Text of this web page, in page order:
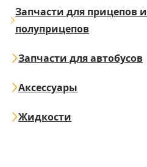
Запчасти для прицепов и
полуприцепов
Запчасти для автобусов
Аксессуары
Жидкости